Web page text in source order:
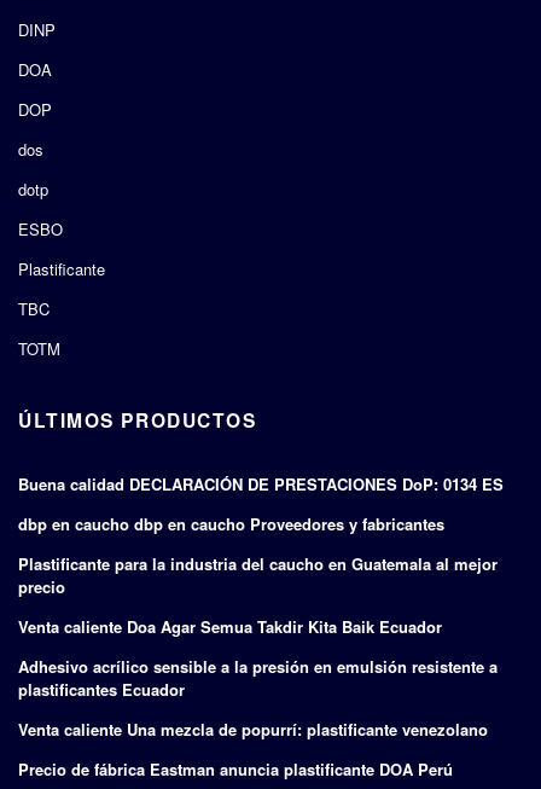
DINP
DOA
DOP
dos
dotp
ESBO
Plastificante
TBC
TOTM
ÚLTIMOS PRODUCTOS
Buena calidad DECLARACIÓN DE PRESTACIONES DoP: 0134 ES
dbp en caucho dbp en caucho Proveedores y fabricantes
Plastificante para la industria del caucho en Guatemala al mejor
precio
Venta caliente Doa Agar Semua Takdir Kita Baik Ecuador
Adhesivo acrílico sensible a la presión en emulsión resistente a
plastificantes Ecuador
Venta caliente Una mezcla de popurrí: plastificante venezolano
Precio de fábrica Eastman anuncia plastificante DOA Perú